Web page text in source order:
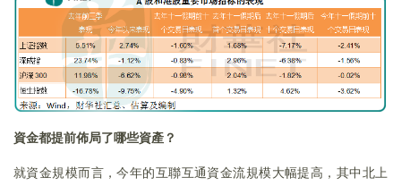
資金都提前佈局了哪些資產？
就資金規模而言，今年的互聯互通資金流規模大幅提高，其中北上